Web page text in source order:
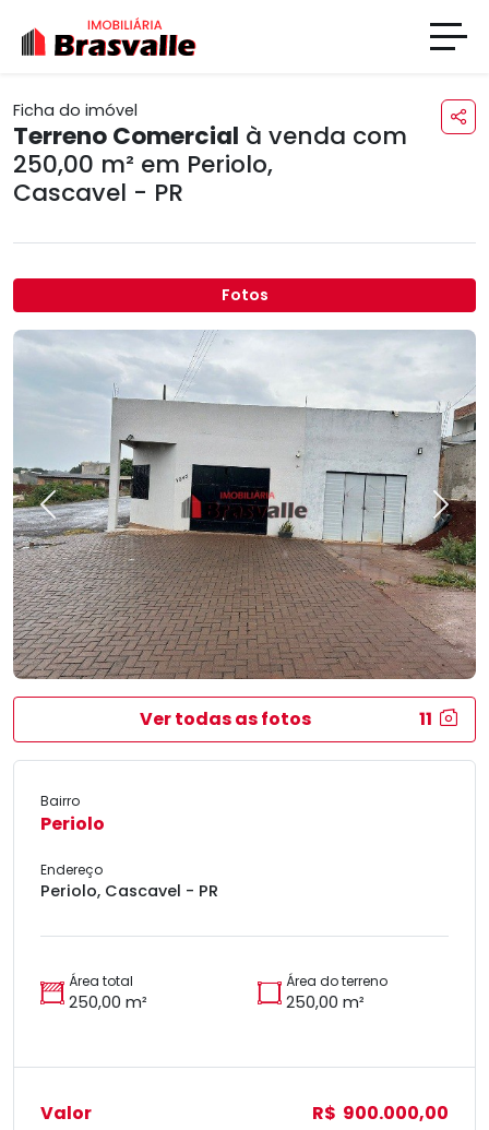
Ficha do imóvel
Terreno Comercial à venda com
250,00 m² em Periolo,
Cascavel - PR
Fotos
Previous Next
Ver todas as fotos 11
Bairro
Periolo
Endereço
Periolo, Cascavel - PR
Área total
250,00 m²
Área do terreno
250,00 m²
Valor R$ 900.000,00